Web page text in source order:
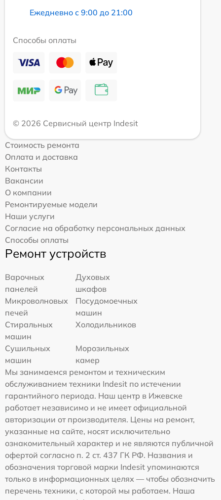
Ежедневно с 9:00 до 21:00
Способы оплаты
© 2026 Сервисный центр Indesit
Стоимость ремонта
Оплата и доставка
Контакты
Вакансии
О компании
Ремонтируемые модели
Наши услуги
Согласие на обработку персональных данных
Способы оплаты
Ремонт устройств
Варочных
панелей
Духовых
шкафов
Микроволновых
печей
Посудомоечных
машин
Стиральных
машин
Холодильников
Сушильных
машин
Морозильных
камер
Мы занимаемся ремонтом и техническим
обслуживанием техники Indesit по истечении
гарантийного периода. Наш центр в Ижевске
работает независимо и не имеет официальной
авторизации от производителя. Цены на ремонт,
указанные на сайте, носят исключительно
ознакомительный характер и не являются публичной
офертой согласно п. 2 ст. 437 ГК РФ. Названия и
обозначения торговой марки Indesit упоминаются
только в информационных целях — чтобы обозначить
перечень техники, с которой мы работаем. Наша